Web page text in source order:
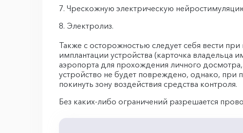
Чрескожную электрическую
Электролиз.
Также с осторожностью следует себя вести
имплантации устройства (карточка владельца
аэропорта для прохождения личного
устройство не будет повреждено, однако,
покинуть зону воздействия средства контроля.
Без каких-либо ограничений разрешается